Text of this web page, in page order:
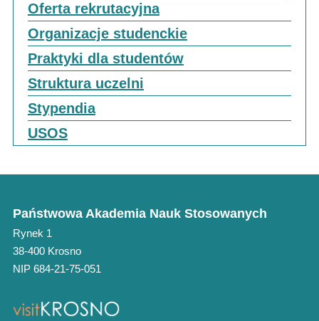
Oferta rekrutacyjna
Organizacje studenckie
Praktyki dla studentów
Struktura uczelni
Stypendia
USOS
Państwowa Akademia Nauk Stosowanych
Rynek 1
38-400 Krosno
NIP 684-21-75-051